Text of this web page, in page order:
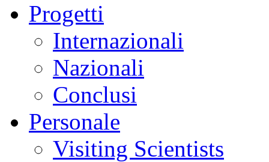
Progetti
Internazionali
Nazionali
Conclusi
Personale
Visiting Scientists